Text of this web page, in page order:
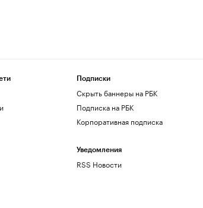
Подписки
Скрыть баннеры на РБК
Подписка на РБК
Корпоративная подписка
Уведомления
RSS Новости